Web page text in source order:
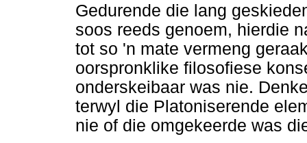
Gedurende die lang
soos reeds genoem, hierdie
tot so 'n mate vermeng
oorspronklike filosofiese
onderskeibaar was nie.
terwyl die Platoniserende
nie of die omgekeerde was